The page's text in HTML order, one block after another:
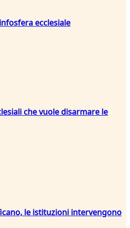
ecclesiale
che vuole disarmare le
le istituzioni intervengono